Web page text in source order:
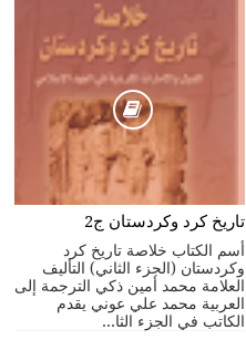
تاريخ كرد وكردستان ج2
أسم الكتاب خلاصة تاريخ كرد
وكردستان (الجزء الثاني) التأليف
العلامة محمد أمين ذكي الترجمة إلى
العربية محمد علي عوني يقدم
الكاتب في الجزء الثا...